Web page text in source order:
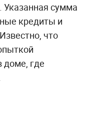
Указанная сумма
кредиты и
что
доме, где